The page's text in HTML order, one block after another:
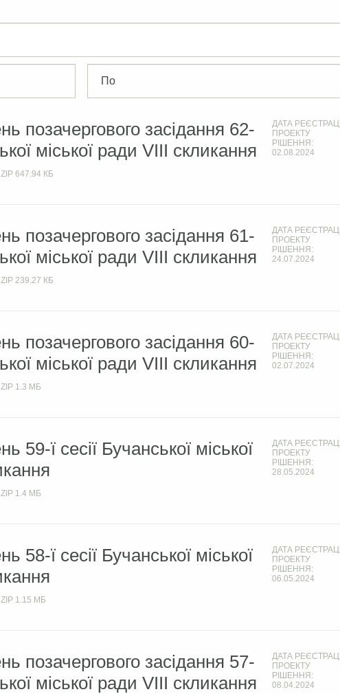
позачергового засідання 62-
міської ради VIIІ скликання
ZIP 647.94 КБ
ДАТА РЕЄСТРАЦІЇ
ПРОЕКТУ
РІШЕННЯ:
02.08.2024
позачергового засідання 61-
міської ради VIIІ скликання
ZIP 239.27 КБ
ДАТА РЕЄСТРАЦІЇ
ПРОЕКТУ
РІШЕННЯ:
24.07.2024
позачергового засідання 60-
міської ради VIIІ скликання
ZIP 1.3 МБ
ДАТА РЕЄСТРАЦІЇ
ПРОЕКТУ
РІШЕННЯ:
02.07.2024
59-ї сесії Бучанської міської
ZIP 1.4 МБ
ДАТА РЕЄСТРАЦІЇ
ПРОЕКТУ
РІШЕННЯ:
28.05.2024
58-ї сесії Бучанської міської
ZIP 1.15 МБ
ДАТА РЕЄСТРАЦІЇ
ПРОЕКТУ
РІШЕННЯ:
06.05.2024
позачергового засідання 57-
міської ради VIIІ скликання
ДАТА РЕЄСТРАЦІЇ
ПРОЕКТУ
РІШЕННЯ:
08.04.2024